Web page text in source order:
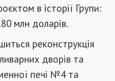
в історії Групи:
млн доларів.
реконструкція
дворів та
печі №4 та